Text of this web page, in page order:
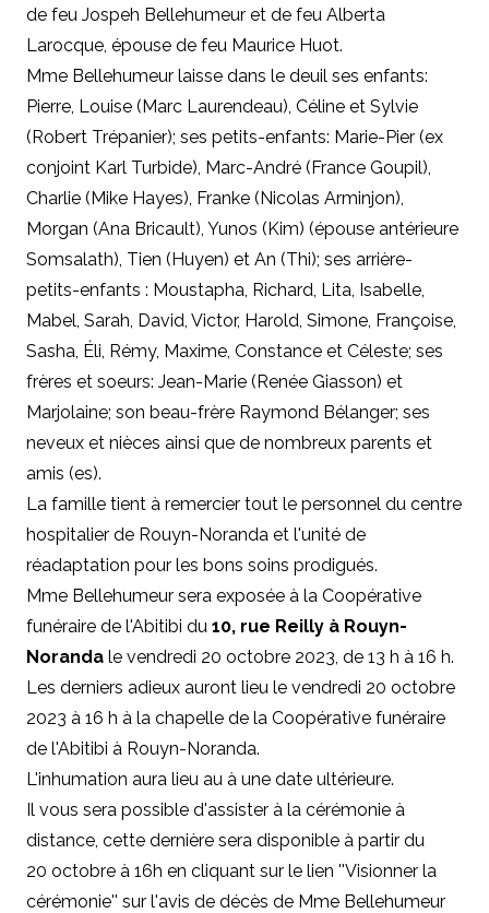
de feu Jospeh Bellehumeur et de feu Alberta
Larocque, épouse de feu Maurice Huot.
Mme Bellehumeur laisse dans le deuil ses enfants:
Pierre, Louise (Marc Laurendeau), Céline et Sylvie
(Robert Trépanier); ses petits-enfants: Marie-Pier (ex
conjoint Karl Turbide), Marc-André (France Goupil),
Charlie (Mike Hayes), Franke (Nicolas Arminjon),
Morgan (Ana Bricault), Yunos (Kim) (épouse antérieure
Somsalath), Tien (Huyen) et An (Thi); ses arrière-
petits-enfants : Moustapha, Richard, Lita, Isabelle,
Mabel, Sarah, David, Victor, Harold, Simone, Françoise,
Sasha, Éli, Rémy, Maxime, Constance et Céleste; ses
frères et soeurs: Jean-Marie (Renée Giasson) et
Marjolaine; son beau-frère Raymond Bélanger; ses
neveux et nièces ainsi que de nombreux parents et
amis (es).
La famille tient à remercier tout le personnel du centre
hospitalier de Rouyn-Noranda et l'unité de
réadaptation pour les bons soins prodigués.
Mme Bellehumeur sera exposée à la Coopérative
funéraire de l'Abitibi du 10, rue Reilly à Rouyn-
Noranda le vendredi 20 octobre 2023, de 13 h à 16 h.
Les derniers adieux auront lieu le vendredi 20 octobre
2023 à 16 h à la chapelle de la Coopérative funéraire
de l'Abitibi à Rouyn-Noranda.
L'inhumation aura lieu au à une date ultérieure.
Il vous sera possible d'assister à la cérémonie à
distance, cette dernière sera disponible à partir du
20 octobre à 16h en cliquant sur le lien ''Visionner la
cérémonie'' sur l'avis de décès de Mme Bellehumeur